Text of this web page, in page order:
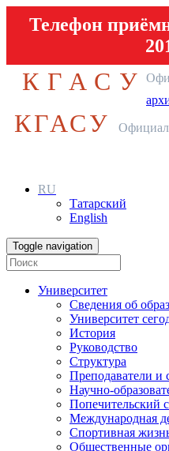
Телефон
КГАСУ
КГАСУ
RU
Татарский
English
Toggle navigation
Университет
Сведения об
Университет
История
Руководство
Структура
Преподаватели и
Научно-
Попечительский
Международная
Спортивная
Общественные